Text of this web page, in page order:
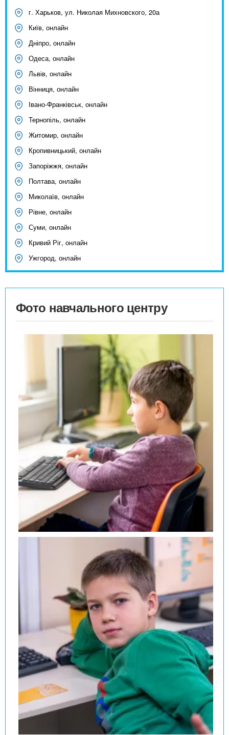
г. Харьков, ул. Николая Михновского, 20а
Київ, онлайн
Дніпро, онлайн
Одеса, онлайн
Львів, онлайн
Вінниця, онлайн
Івано-Франківськ, онлайн
Тернопіль, онлайн
Житомир, онлайн
Кропивницький, онлайн
Запоріжжя, онлайн
Полтава, онлайн
Миколаїв, онлайн
Рівне, онлайн
Суми, онлайн
Кривий Ріг, онлайн
Ужгород, онлайн
Фото навчального центру